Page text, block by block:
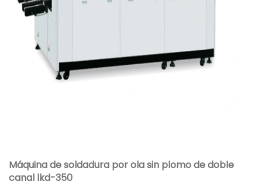
Máquina de soldadura por ola sin plomo de doble
canal lkd-350